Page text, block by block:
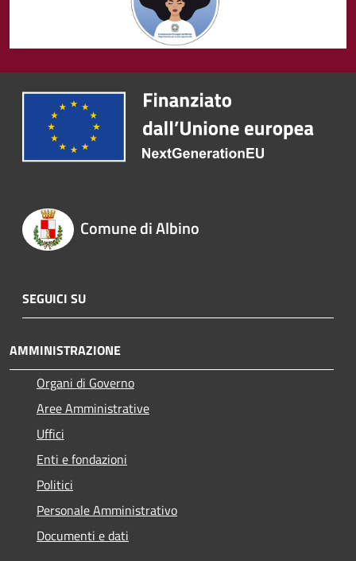
Comune di Albino
SEGUICI SU
AMMINISTRAZIONE
Organi di Governo
Aree Amministrative
Uffici
Enti e fondazioni
Politici
Personale Amministrativo
Documenti e dati